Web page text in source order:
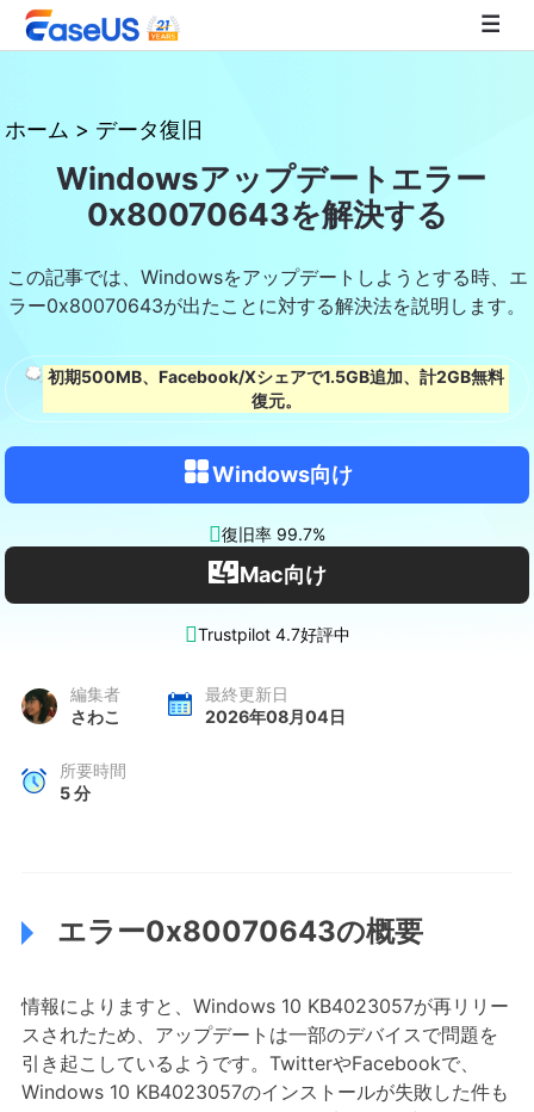
EaseUS
ホーム > データ復旧
Windowsアップデートエラー
0x80070643を解決する
この記事では、Windowsをアップデートしようとする時、エ
ラー0x80070643が出たことに対する解決法を説明します。
初期500MB、Facebook/Xシェアで1.5GB追加、計2GB無料
復元。
Windows向け
復旧率 99.7%
Mac向け
Trustpilot 4.7好評中
編集者
さわこ
最終更新日
2026年08月04日
所要時間
5分
エラー0x80070643の概要
情報によりますと、Windows 10 KB4023057が再リリー
スされたため、アップデートは一部のデバイスで問題を
引き起こしているようです。TwitterやFacebookで、
Windows 10 KB4023057のインストールが失敗した件も